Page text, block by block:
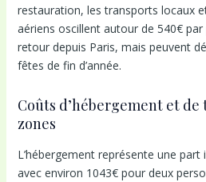
restauration, les transports locaux
aériens oscillent autour de 540€
retour depuis Paris, mais peuvent
fêtes de fin d’année.
Coûts d’hébergement et
zones
L’hébergement représente une
avec environ 1043€ pour deux